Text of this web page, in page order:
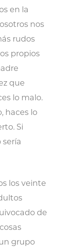
en la
nos
rudos
propios
que
lo malo.
haces lo
Si
los veinte
de
grupo